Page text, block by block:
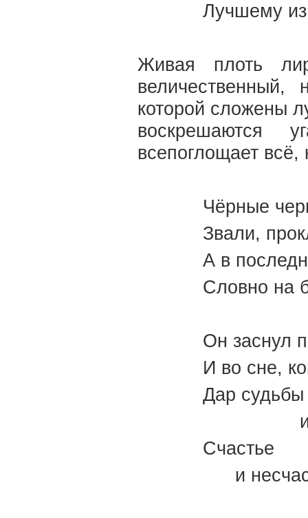
Лучшему
Живая плоть
которой сложены
воскрешаются
всепоглощает всё,
Чёрные
Звали,
А в
Словно на
Он заснул
И во сне,
Дар
Счастье
и